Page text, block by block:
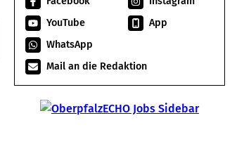
YouTube
App
WhatsApp
Mail an die Redaktion